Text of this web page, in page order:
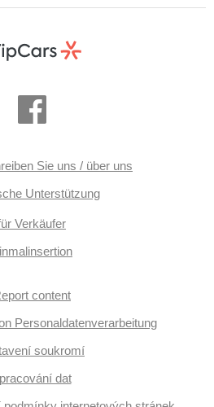
Sie uns / über uns
Unterstützung
Verkäufer
content
Personaldatenverarbeitung
soukromí
dat